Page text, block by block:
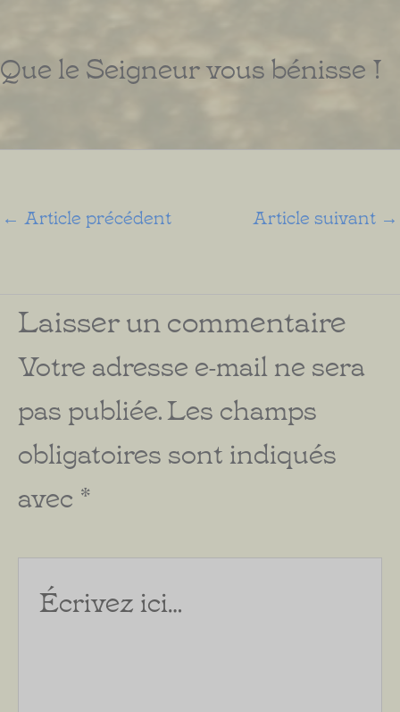
Que le Seigneur vous bénisse !
← Article précédent Article suivant →
Laisser un commentaire
Votre adresse e-mail ne sera
pas publiée.Les champs
obligatoires sont indiqués
avec *
Écrivez
ici…